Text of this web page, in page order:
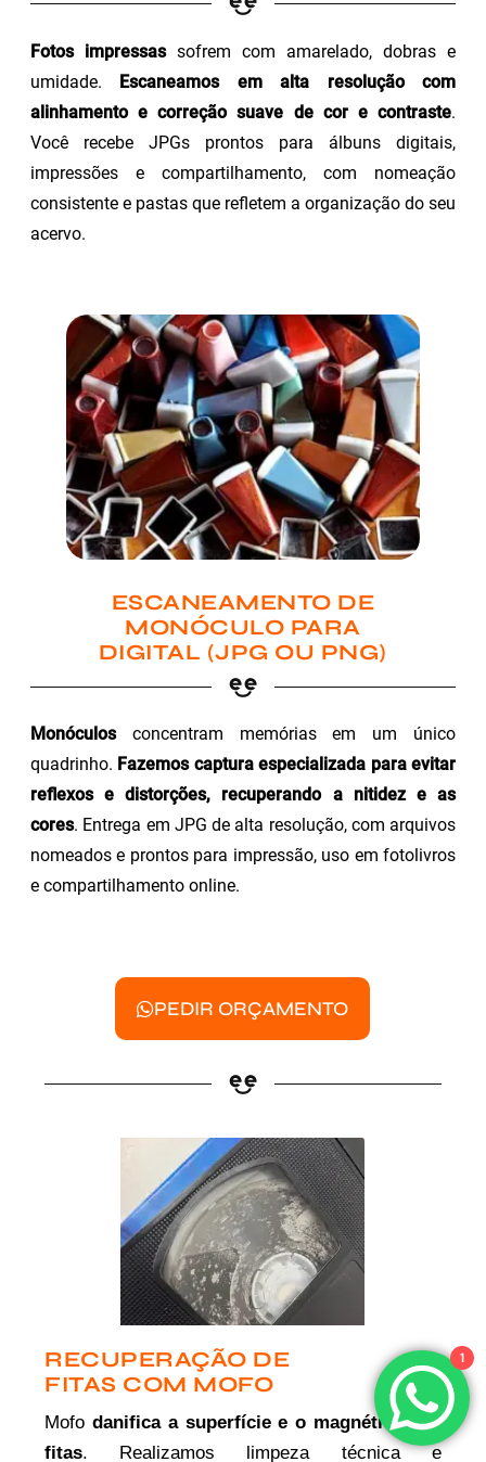
Fotos impressassofrem com amarelado, dobras e
umidade. Escaneamos em alta resolução com
alinhamento e correção suave de cor e contraste.
Você recebe JPGs prontos para álbuns digitais,
impressões e compartilhamento, com nomeação
consistente e pastas que refletem a organização do seu
acervo.
ESCANEAMENTO DE
MONÓCULO PARA
DIGITAL (JPG OU PNG)
Monóculosconcentram memórias em um único
quadrinho. Fazemos captura especializada para evitar
reflexos e distorções, recuperando a nitidez e as
cores. Entrega em JPG de alta resolução, com arquivos
nomeados e prontos para impressão, uso em fotolivros
e compartilhamento online.
PEDIR ORÇAMENTO
RECUPERAÇÃO DE
FITAS COM MOFO
Mofodanifica a superfície e o magnético das
fitas. Realizamos limpeza técnica e
1